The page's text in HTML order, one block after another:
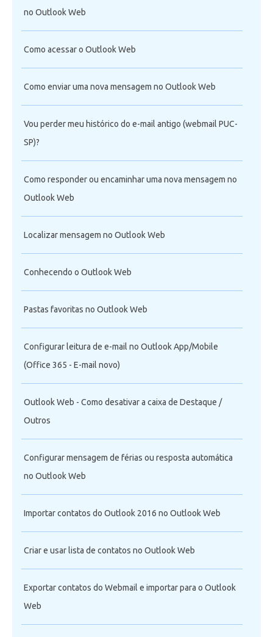
no Outlook Web
Como acessar o Outlook Web
Como enviar uma nova mensagem no Outlook Web
Vou perder meu histórico do e-mail antigo (webmail PUC-
SP)?
Como responder ou encaminhar uma nova mensagem no
Outlook Web
Localizar mensagem no Outlook Web
Conhecendo o Outlook Web
Pastas favoritas no Outlook Web
Configurar leitura de e-mail no Outlook App/Mobile
(Office 365 - E-mail novo)
Outlook Web - Como desativar a caixa de Destaque /
Outros
Configurar mensagem de férias ou resposta automática
no Outlook Web
Importar contatos do Outlook 2016 no Outlook Web
Criar e usar lista de contatos no Outlook Web
Exportar contatos do Webmail e importar para o Outlook
Web